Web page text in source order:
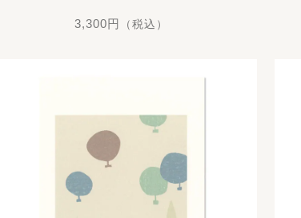
3,300円 （税込）